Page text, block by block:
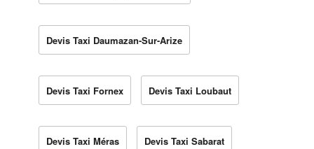
Devis Taxi Daumazan-Sur-Arize
Devis Taxi Fornex Devis Taxi Loubaut
Devis Taxi Méras Devis Taxi Sabarat